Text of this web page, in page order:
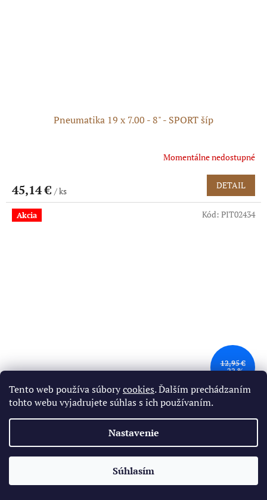
Tento web používa súborycookies. Ďalším prechádzaním
tohto webu vyjadrujete súhlas s ich používaním.
Nastavenie
Súhlasím
Pneumatika 19 x 7.00 - 8" - SPORT šíp
Momentálne nedostupné
45,14 € / ks
DETAIL
Akcia
12,95 €
–22 %
Páčidlo na pneumatiky 380mm - montpáka
Kód: PIT02434
🔥 Limitovaná cena pre najrýchlejších